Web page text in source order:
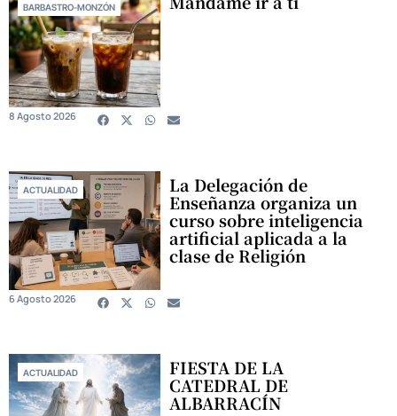
BARBASTRO-MONZÓN
8 Agosto 2026
ACTUALIDAD La Delegación de
Enseñanza organiza un
curso sobre inteligencia
artificial aplicada a la
clase de Religión
6 Agosto 2026
ACTUALIDAD FIESTA DE LA
CATEDRAL DE
ALBARRACÍN